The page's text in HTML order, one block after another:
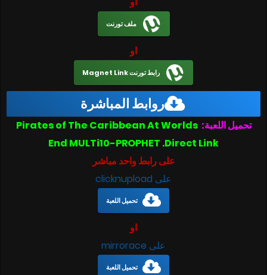
ملف تورنت
او
رابط تورنت Magnet Link
روابط المباشرة
تحميل اللعبة: Pirates of The Caribbean At Worlds
End MULTi10-PROPHET .Direct Link
على رابط واحد مباشر
على clicknupload
تحميل اللعبة
او
على mirrorace
تحميل اللعبة